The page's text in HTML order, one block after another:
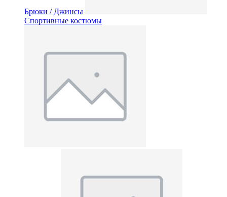
Брюки / Джинсы
Спортивные костюмы